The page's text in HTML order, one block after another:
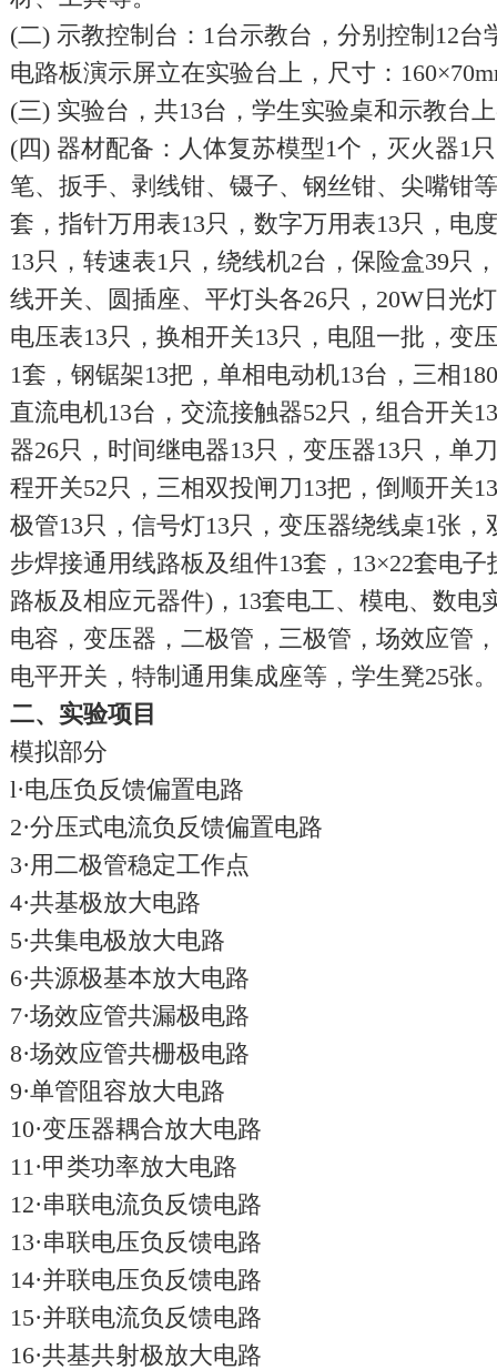
(二) 示教控制台：1台示教台，分别控制12
电路板演示屏立在实验台上，尺寸：
(三) 实验台，共13台，学生实验桌和示教台
(四) 器材配备：人体复苏模型1个，灭火器1
笔、扳手、剥线钳、镊子、钢丝钳、尖嘴钳
套，指针万用表13只，数字万用表13只，电
13只，转速表1只，绕线机2台，保险盒39只
线开关、圆插座、平灯头各26只，20W日光
电压表13只，换相开关13只，电阻一批，变
1套，钢锯架13把，单相电动机13台，三相
直流电机13台，交流接触器52只，组合开关
器26只，时间继电器13只，变压器13只，单
程开关52只，三相双投闸刀13把，倒顺开关
极管13只，信号灯13只，变压器绕线桌1张
步焊接通用线路板及组件13套，13×22套电
路板及相应元器件)，13套电工、模电、数电
电容，变压器，二极管，三极管，场效应管
电平开关，特制通用集成座等，学生凳25张。
二、实验项目
模拟部分
l·电压负反馈偏置电路
2·分压式电流负反馈偏置电路
3·用二极管稳定工作点
4·共基极放大电路
5·共集电极放大电路
6·共源极基本放大电路
7·场效应管共漏极电路
8·场效应管共栅极电路
9·单管阻容放大电路
10·变压器耦合放大电路
11·甲类功率放大电路
12·串联电流负反馈电路
13·串联电压负反馈电路
14·并联电压负反馈电路
15·并联电流负反馈电路
16·共基共射极放大电路